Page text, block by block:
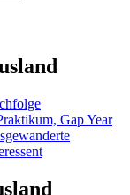
Gap Year